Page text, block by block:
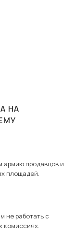
НА
армию продавцов и
площадей.
не работать с
комиссиях.